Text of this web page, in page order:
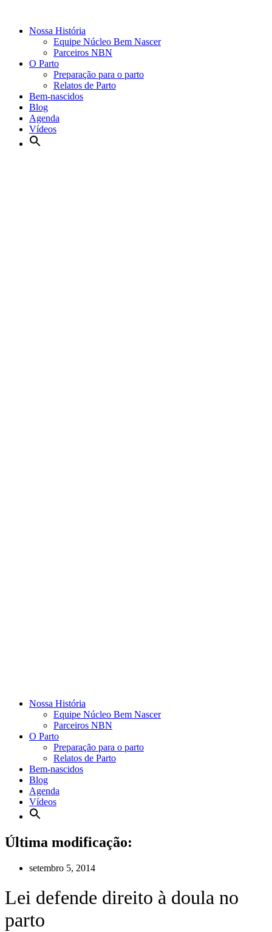
Nossa História
Equipe Núcleo Bem Nascer
Parceiros NBN
O Parto
Preparação para o parto
Relatos de Parto
Bem-nascidos
Blog
Agenda
Vídeos
Nossa História
Equipe Núcleo Bem Nascer
Parceiros NBN
O Parto
Preparação para o parto
Relatos de Parto
Bem-nascidos
Blog
Agenda
Vídeos
Última modificação:
setembro 5, 2014
Lei defende direito à doula no
parto